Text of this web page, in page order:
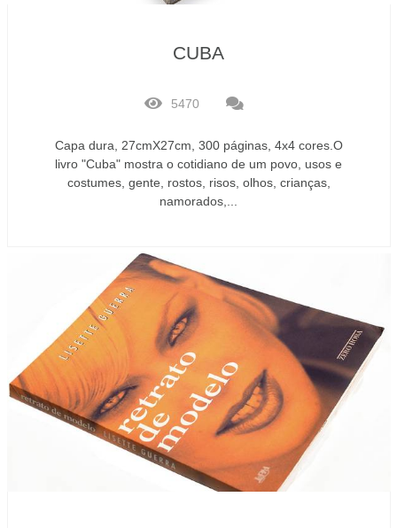
CUBA
5470
Capa dura, 27cmX27cm, 300 páginas, 4x4 cores.O
livro "Cuba" mostra o cotidiano de um povo, usos e
costumes, gente, rostos, risos, olhos, crianças,
namorados,...